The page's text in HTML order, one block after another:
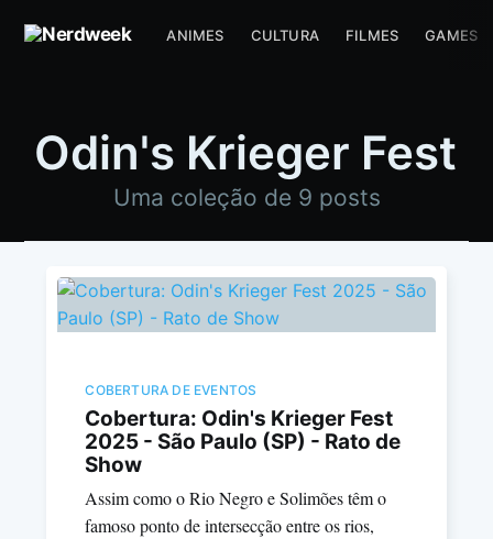
ANIMES CULTURA FILMES GAMES
Odin's Krieger Fest
Uma coleção de 9 posts
COBERTURA DE EVENTOS
Cobertura: Odin's Krieger Fest
2025 - São Paulo (SP) - Rato de
Show
Assim como o Rio Negro e Solimões têm o
famoso ponto de intersecção entre os rios,